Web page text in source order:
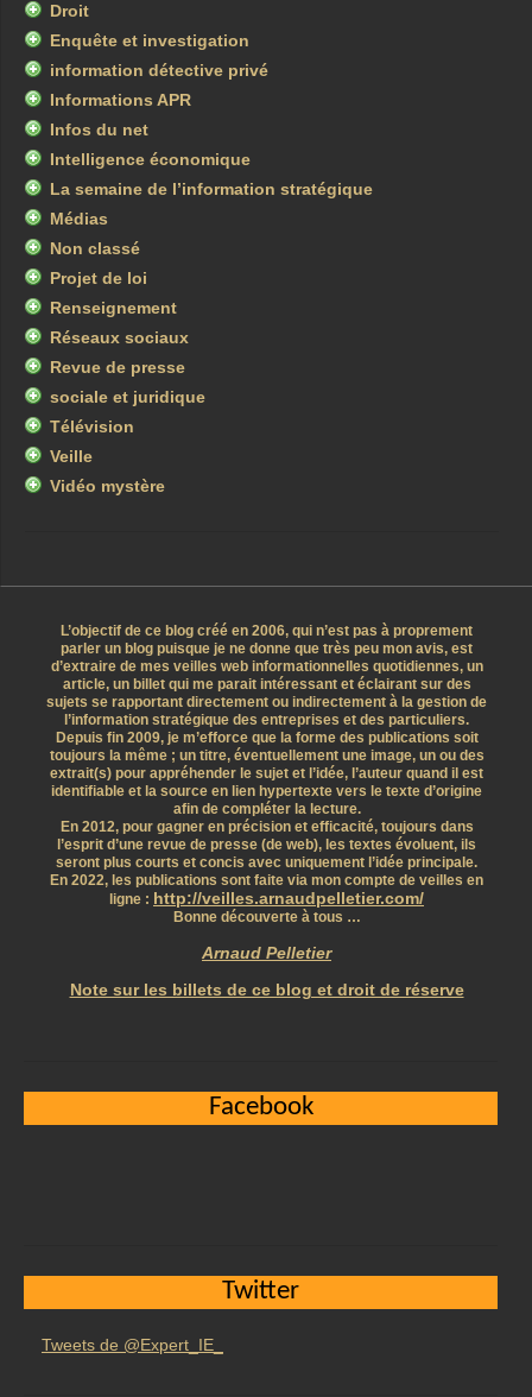
Droit
Enquête et investigation
information détective privé
Informations APR
Infos du net
Intelligence économique
La semaine de l’information stratégique
Médias
Non classé
Projet de loi
Renseignement
Réseaux sociaux
Revue de presse
sociale et juridique
Télévision
Veille
Vidéo mystère
L’objectif de ce blog créé en 2006, qui n’est pas à proprement
parler un blog puisque je ne donne que très peu mon avis, est
d’extraire de mes veilles web informationnelles quotidiennes, un
article, un billet qui me parait intéressant et éclairant sur des
sujets se rapportant directement ou indirectement à la gestion de
l’information stratégique des entreprises et des particuliers.
Depuis fin 2009, je m’efforce que la forme des publications soit
toujours la même ; un titre, éventuellement une image, un ou des
extrait(s) pour appréhender le sujet et l’idée, l’auteur quand il est
identifiable et la source en lien hypertexte vers le texte d’origine
afin de compléter la lecture.
En 2012, pour gagner en précision et efficacité, toujours dans
l’esprit d’une revue de presse (de web), les textes évoluent, ils
seront plus courts et concis avec uniquement l’idée principale.
En 2022, les publications sont faite via mon compte de veilles en
ligne : http://veilles.arnaudpelletier.com/
Bonne découverte à tous …
Arnaud Pelletier
Note sur les billets de ce blog et droit de réserve
Facebook
Twitter
Tweets de @Expert_IE_